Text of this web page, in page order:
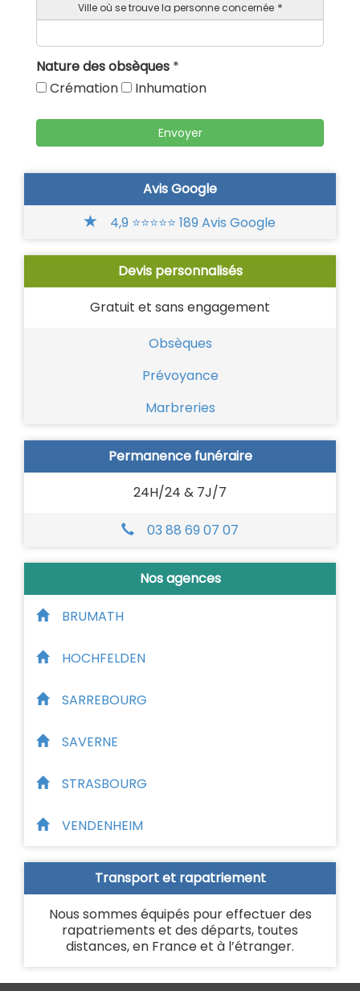
Ville où se trouve la personne concernée *
Nature des obsèques *
Crémation
Inhumation
Avis Google
4,9 ⭐⭐⭐⭐⭐ 189 Avis Google
Devis personnalisés
Gratuit et sans engagement
Obsèques
Prévoyance
Marbreries
Permanence funéraire
24H/24 & 7J/7
03 88 69 07 07
Nos agences
BRUMATH
HOCHFELDEN
SARREBOURG
SAVERNE
STRASBOURG
VENDENHEIM
Transport et rapatriement
Nous sommes équipés pour effectuer des
rapatriements et des départs, toutes
distances, en France et à l’étranger.